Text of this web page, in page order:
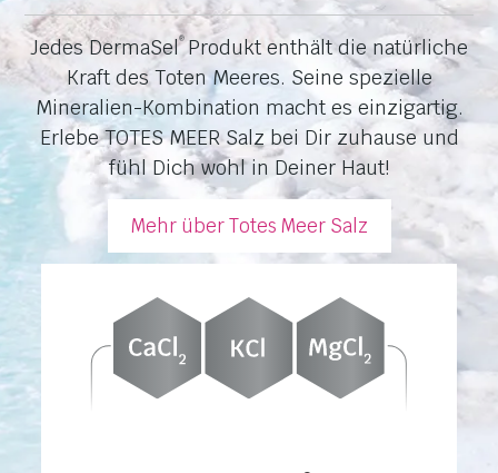
Jedes DermaSel® Produkt enthält die natürliche
Kraft des Toten Meeres. Seine spezielle
Mineralien-Kombination macht es einzigartig.
Erlebe TOTES MEER Salz bei Dir zuhause und
fühl Dich wohl in Deiner Haut!
Mehr über Totes Meer Salz